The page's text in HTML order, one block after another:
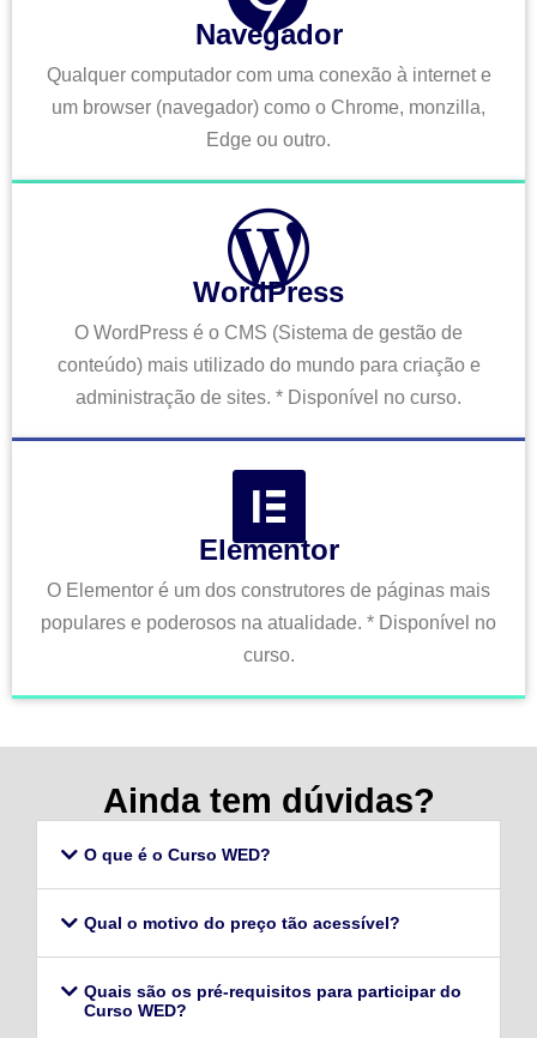
Navegador
Qualquer computador com uma conexão à internet e
um browser (navegador) como o Chrome, monzilla,
Edge ou outro.
WordPress
O WordPress é o CMS (Sistema de gestão de
conteúdo) mais utilizado do mundo para criação e
administração de sites. * Disponível no curso.
Elementor
O Elementor é um dos construtores de páginas mais
populares e poderosos na atualidade. * Disponível no
curso.
Ainda tem dúvidas?
O que é o Curso WED?
Qual o motivo do preço tão acessível?
Quais são os pré-requisitos para participar do
Curso WED?